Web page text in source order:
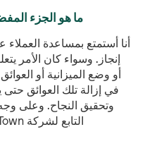
ما هو الجزء
أنا أستمتع بمساعدة
إنجاز. وسواء كان الأمر
أو وضع الميزانية أو
في إزالة تلك العوائق حتى
وتحقيق النجاح. وعلى وجه